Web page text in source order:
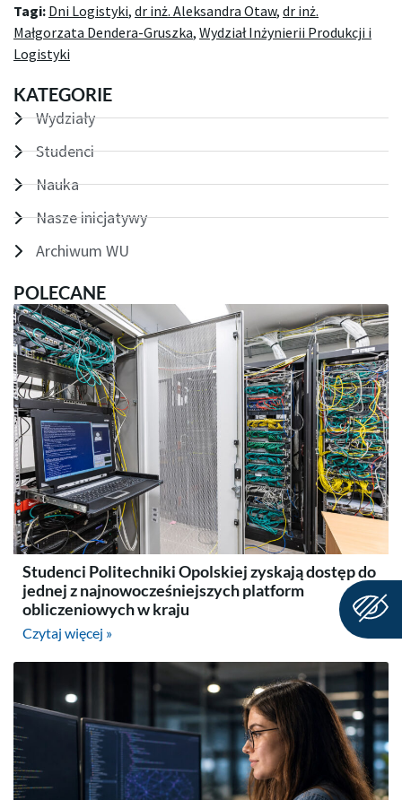
Tagi: Dni Logistyki, dr inż. Aleksandra Otaw, dr inż.
Małgorzata Dendera-Gruszka, Wydział Inżynierii Produkcji i
Logistyki
KATEGORIE
Wydziały
Studenci
Nauka
Nasze inicjatywy
Archiwum WU
POLECANE
Studenci Politechniki Opolskiej zyskają dostęp do
jednej z najnowocześniejszych platform
obliczeniowych w kraju
Czytaj więcej »